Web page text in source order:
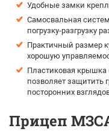
Удобные замки
Самосвальная
погрузку-разгрузку
Практичный размер
хорошую
Пластиковая крышка
позволяет защитить
посторонних
Прицеп МЗСА